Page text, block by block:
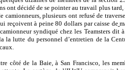
décidé de se pointer au travail plus tard,
plusieurs ont refusé de
reçoivent à peine 80 dollars par caisse de
syndiqué chez les Teamsters dit à
lutte du personnel d’entretien de la
côté de la Baie, à San Francisco, les